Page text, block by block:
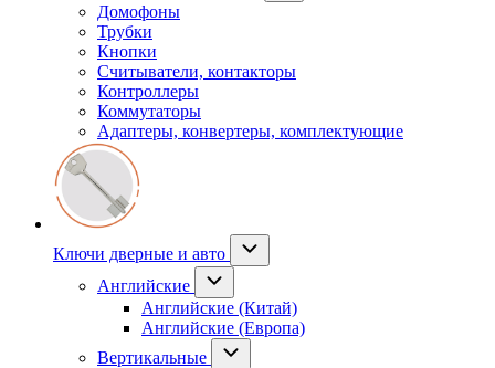
Домофоны
Трубки
Кнопки
Считыватели, контакторы
Контроллеры
Коммутаторы
Адаптеры, конвертеры, комплектующие
Ключи дверные и авто
Английские
Английские (Китай)
Английские (Европа)
Вертикальные